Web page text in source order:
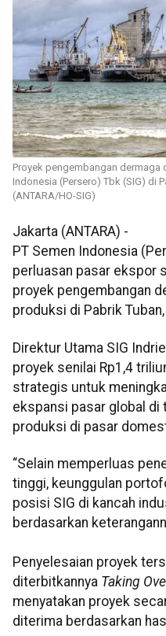
Proyek pengembangan dermaga
Indonesia (Persero) Tbk (SIG) di
(ANTARA/HO-SIG)
Jakarta (ANTARA) -
PT Semen Indonesia
perluasan pasar ekspor
proyek pengembangan
produksi di Pabrik
Direktur Utama SIG
proyek senilai Rp1,4
strategis untuk
ekspansi pasar global di
produksi di pasar
“Selain memperluas
tinggi, keunggulan
posisi SIG di kancah
berdasarkan
Penyelesaian proyek
diterbitkannya Taking
menyatakan proyek
diterima berdasarkan